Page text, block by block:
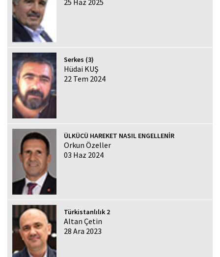
25 Haz 2025
Serkes (3)
Hüdai KUŞ
22 Tem 2024
ÜLKÜCÜ HAREKET NASIL ENGELLENİR
Orkun Özeller
03 Haz 2024
Türkistanlılık 2
Altan Çetin
28 Ara 2023